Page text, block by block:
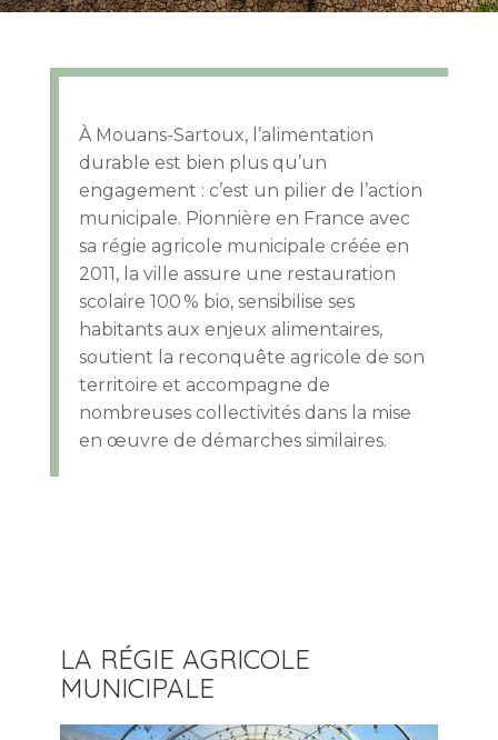
À Mouans-Sartoux, l’alimentation
durable est bien plus qu’un
engagement : c’est un pilier de l’action
municipale. Pionnière en France avec
sa régie agricole municipale créée en
2011, la ville assure une restauration
scolaire 100 % bio, sensibilise ses
habitants aux enjeux alimentaires,
soutient la reconquête agricole de son
territoire et accompagne de
nombreuses collectivités dans la mise
en œuvre de démarches similaires.
LA RÉGIE AGRICOLE
MUNICIPALE